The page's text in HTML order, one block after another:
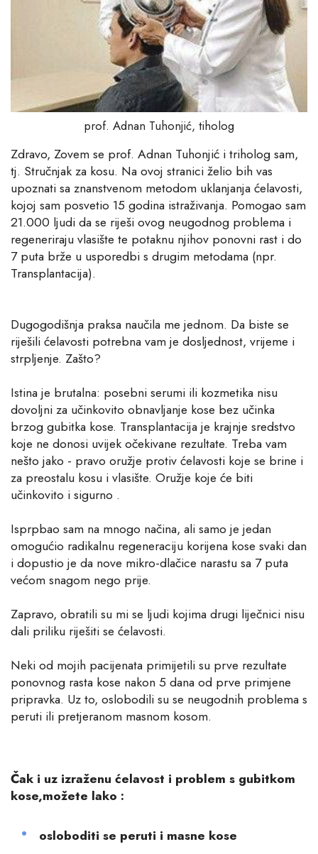
prof. Adnan Tuhonjić, tiholog
Zdravo, Zovem se prof. Adnan Tuhonjić i triholog sam,
tj. Stručnjak za kosu. Na ovoj stranici želio bih vas
upoznati sa znanstvenom metodom uklanjanja ćelavosti,
kojoj sam posvetio 15 godina istraživanja. Pomogao sam
21.000 ljudi da se riješi ovog neugodnog problema i
regeneriraju vlasište te potaknu njihov ponovni rast i do
7 puta brže u usporedbi s drugim metodama (npr.
Transplantacija).
Dugogodišnja praksa naučila me jednom. Da biste se
riješili ćelavosti potrebna vam je dosljednost, vrijeme i
strpljenje. Zašto?
Istina je brutalna: posebni serumi ili kozmetika nisu
dovoljni za učinkovito obnavljanje kose bez učinka
brzog gubitka kose. Transplantacija je krajnje sredstvo
koje ne donosi uvijek očekivane rezultate. Treba vam
nešto jako - pravo oružje protiv ćelavosti koje se brine i
za preostalu kosu i vlasište. Oružje koje će biti
učinkovito i sigurno .
Isprpbao sam na mnogo načina, ali samo je jedan
omogućio radikalnu regeneraciju korijena kose svaki dan
i dopustio je da nove mikro-dlačice narastu sa 7 puta
većom snagom nego prije.
Zapravo, obratili su mi se ljudi kojima drugi liječnici nisu
dali priliku riješiti se ćelavosti.
Neki od mojih pacijenata primijetili su prve rezultate
ponovnog rasta kose nakon 5 dana od prve primjene
pripravka. Uz to, oslobodili su se neugodnih problema s
peruti ili pretjeranom masnom kosom.
Čak i uz izraženu ćelavost i problem s gubitkom
kose,možete lako :
osloboditi se peruti i masne kose